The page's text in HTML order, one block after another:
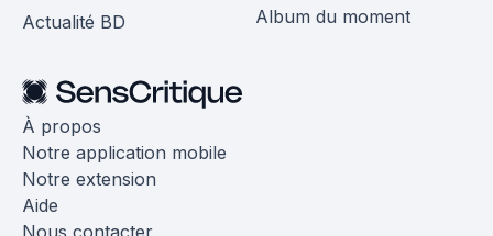
Actualité BD
Album du moment
À propos
Notre application mobile
Notre extension
Aide
Nous contacter